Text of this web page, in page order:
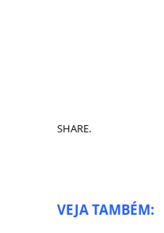
SHARE.
VEJA TAMBÉM: